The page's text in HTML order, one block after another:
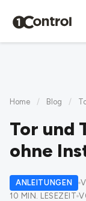
Home / Blog /
Tor und
ohne
ANLEITUNGEN
10 MIN. LESEZEIT